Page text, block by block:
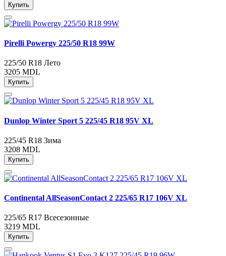
Купить
Pirelli Powergy 225/50 R18 99W
225/50 R18 Лето
3205 MDL
Купить
Dunlop Winter Sport 5 225/45 R18 95V XL
225/45 R18 Зима
3208 MDL
Купить
Continental AllSeasonContact 2 225/65 R17 106V XL
225/65 R17 Всесезонные
3219 MDL
Купить